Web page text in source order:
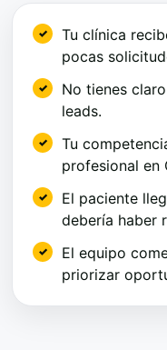
Tu clínica
pocas
No tienes
leads.
Tu
profesional en
El paciente
debería haber
El equipo
priorizar